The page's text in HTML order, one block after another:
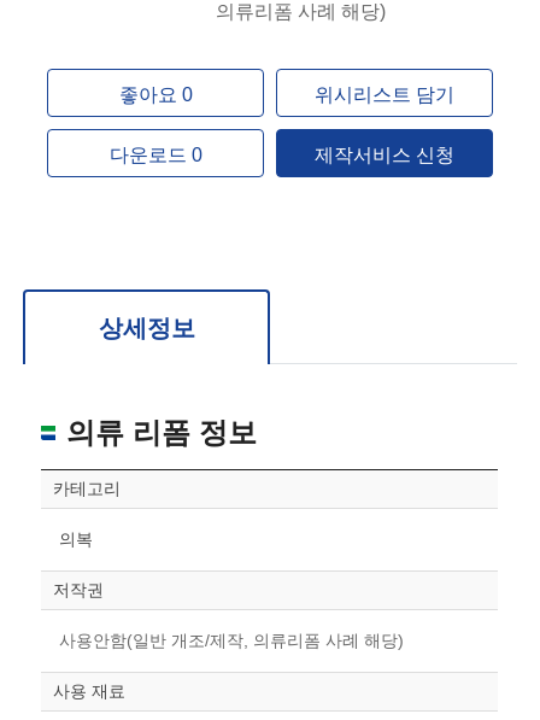
의류리폼 사례 해당)
좋아요 0 위시리스트 담기
다운로드 0 제작서비스 신청
상세정보
의류 리폼 정보
카테고리
의복
저작권
사용안함(일반 개조/제작, 의류리폼 사례 해당)
사용 재료